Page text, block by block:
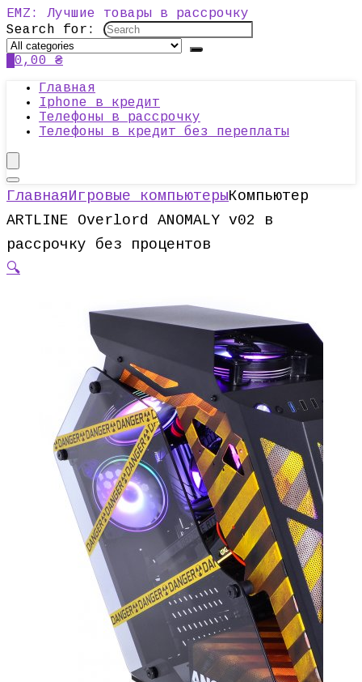
EMZ: Лучшие товары в рассрочку
Search for:
0,00 ₴
Главная
Iphone в кредит
Телефоны в рассрочку
Телефоны в кредит без переплаты
ГлавнаяИгровые компьютерыКомпьютер
ARTLINE Overlord ANOMALY v02 в
рассрочку без процентов
🔍